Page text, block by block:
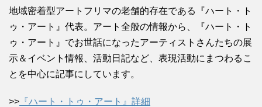
地域密着型アートフリマの老舗的存在である『ハート・ト
ゥ・アート』代表。アート全般の情報から、『ハート・ト
ゥ・アート』でお世話になったアーティストさんたちの展
示＆イベント情報、活動日記など、表現活動にまつわるこ
とを中心に記事にしています。
>> 『ハート・トゥ・アート』詳細